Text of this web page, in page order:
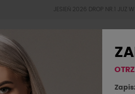
JESIEŃ 2026 DROP NR.1 JUZ W
BESTSELLERY